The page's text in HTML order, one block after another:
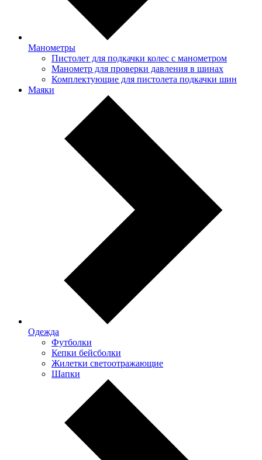
Манометры
Пистолет для подкачки колес с манометром
Манометр для проверки давления в шинах
Комплектующие для пистолета подкачки шин
Маяки
Одежда
Футболки
Кепки бейсболки
Жилетки светоотражающие
Шапки